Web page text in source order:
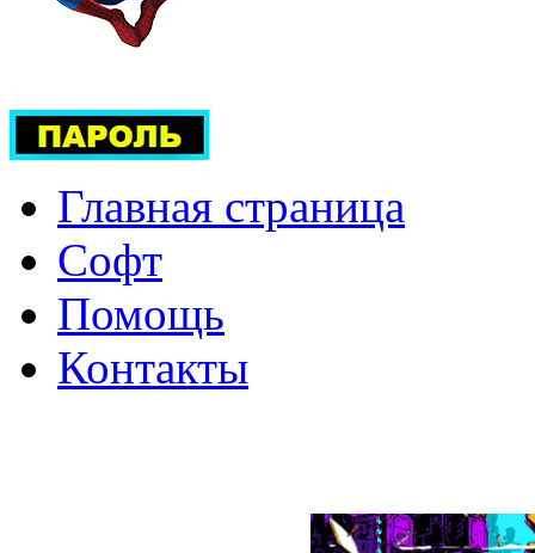
Главная страница
Софт
Помощь
Контакты